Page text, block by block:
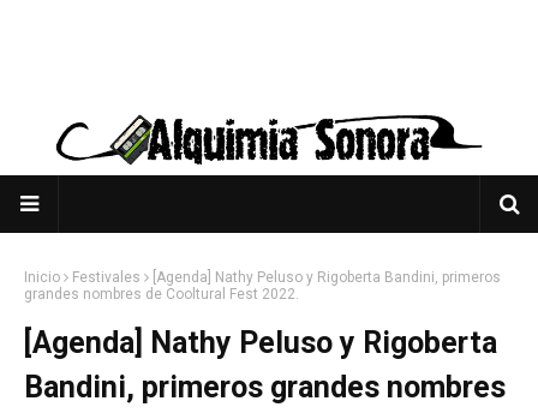
Inicio Festivales
[Agenda] Nathy Peluso y Rigoberta Bandini, primeros
grandes nombres de Cooltural Fest 2022.
[Agenda] Nathy Peluso y Rigoberta
Bandini, primeros grandes nombres